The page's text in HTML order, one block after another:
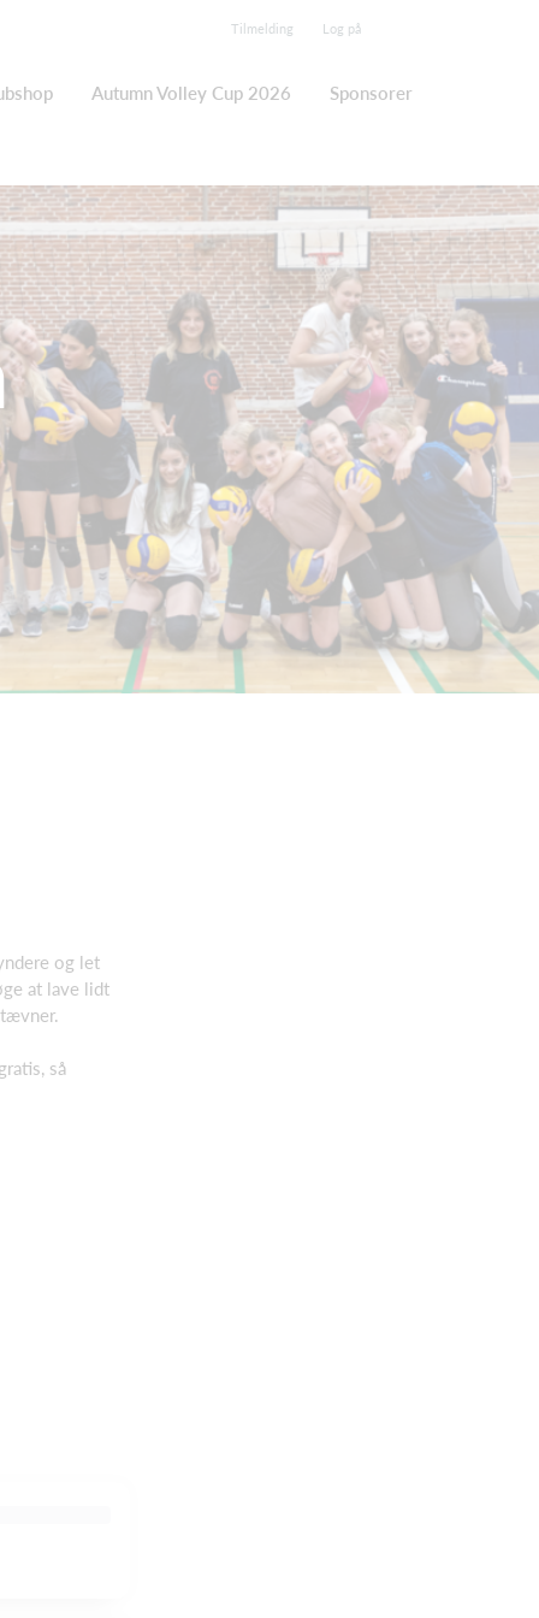
Tilmelding Log på
Autumn Volley Cup 2026 Sponsorer
og let
at lave lidt
så